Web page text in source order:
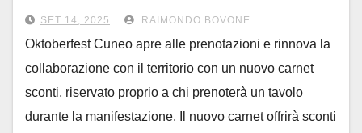
nell’Area del Palazzetto
SET 14, 2025 RAIMONDO BOVONE
Oktoberfest Cuneo apre alle prenotazioni e rinnova la
collaborazione con il territorio con un nuovo carnet
sconti, riservato proprio a chi prenoterà un tavolo
durante la manifestazione. Il nuovo carnet offrirà sconti